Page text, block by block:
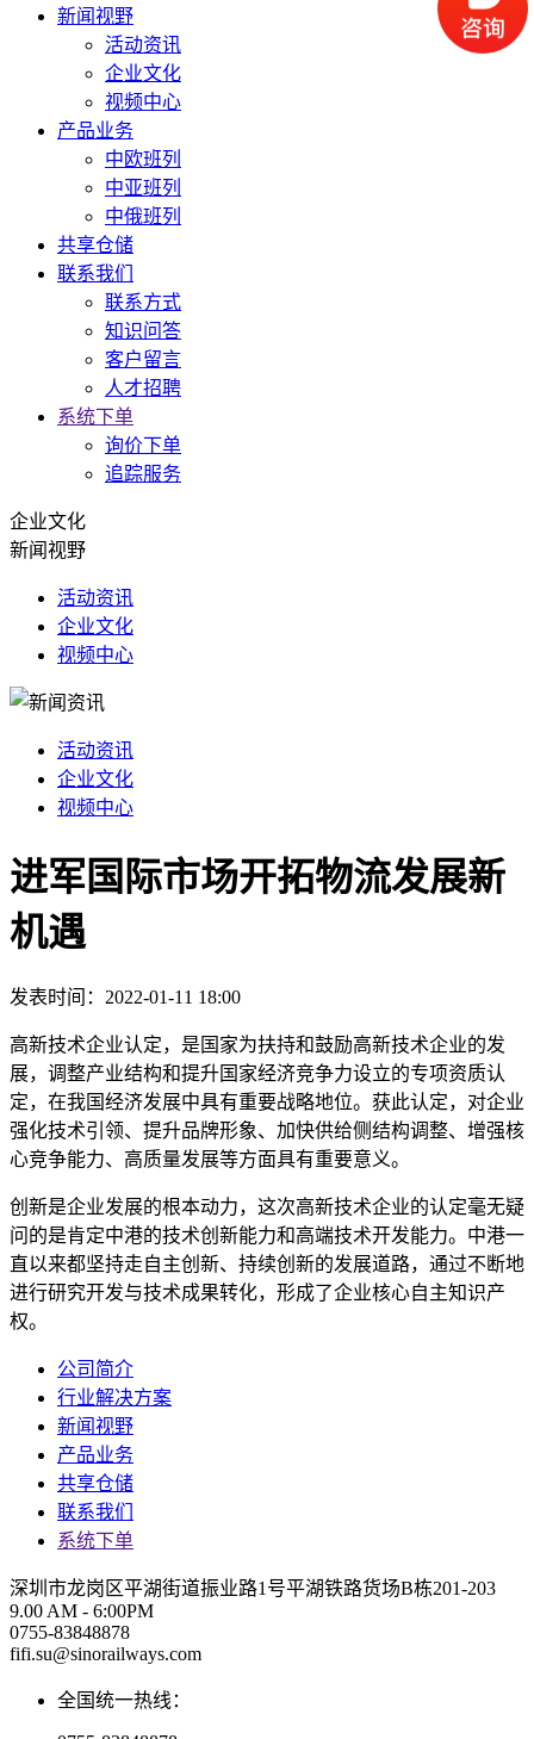
新闻视野
活动资讯
企业文化
视频中心
产品业务
中欧班列
中亚班列
中俄班列
共享仓储
联系我们
联系方式
知识问答
客户留言
人才招聘
系统下单
询价下单
追踪服务
企业文化
新闻视野
活动资讯
企业文化
视频中心
活动资讯
企业文化
视频中心
进军国际市场开拓物流发展新
机遇
发表时间：2022-01-11 18:00
高新技术企业认定，是国家为扶持和鼓励高新技术企业的发
展，调整产业结构和提升国家经济竞争力设立的专项资质认
定，在我国经济发展中具有重要战略地位。获此认定，对企业
强化技术引领、提升品牌形象、加快供给侧结构调整、增强核
心竞争能力、高质量发展等方面具有重要意义。
创新是企业发展的根本动力，这次高新技术企业的认定毫无疑
问的是肯定中港的技术创新能力和高端技术开发能力。中港一
直以来都坚持走自主创新、持续创新的发展道路，通过不断地
进行研究开发与技术成果转化，形成了企业核心自主知识产
权。
公司简介
行业解决方案
新闻视野
产品业务
共享仓储
联系我们
系统下单
深圳市龙岗区平湖街道振业路1号平湖铁路货场B栋201-203
9.00 AM - 6:00PM
0755-83848878
fifi.su@sinorailways.com
全国统一热线：